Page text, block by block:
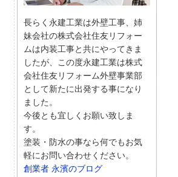
長らく永建工業は外壁工事、姉
妹会社の株式会社住友リフォー
ムは内装工事と共にやってきま
したが、この度永建工業は株式
会社住友リフォーム外壁事業部
として新たに出発する事になり
ました。
今後とも宜しくお願い致しま
す。
塗装・防水の事なら何でもお気
軽にお問い合わせください。
創業者 永濱のブログ